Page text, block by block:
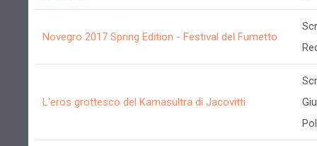
Novegro 2017 Spring Edition - Festival del Fumetto
L'eros grottesco del Kamasultra di Jacovitti